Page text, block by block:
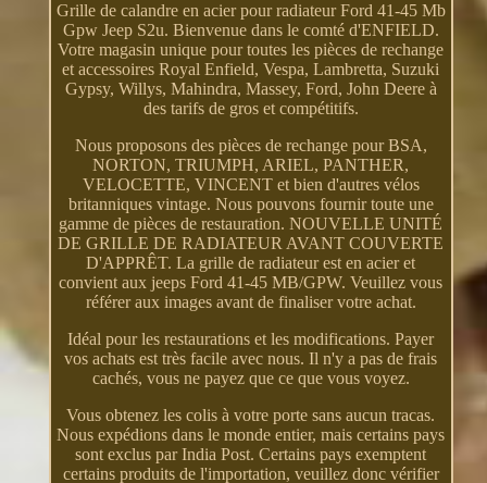
Grille de calandre en acier pour radiateur Ford 41-45 Mb
Gpw Jeep S2u. Bienvenue dans le comté d'ENFIELD.
Votre magasin unique pour toutes les pièces de rechange
et accessoires Royal Enfield, Vespa, Lambretta, Suzuki
Gypsy, Willys, Mahindra, Massey, Ford, John Deere à
des tarifs de gros et compétitifs.
Nous proposons des pièces de rechange pour BSA,
NORTON, TRIUMPH, ARIEL, PANTHER,
VELOCETTE, VINCENT et bien d'autres vélos
britanniques vintage. Nous pouvons fournir toute une
gamme de pièces de restauration. NOUVELLE UNITÉ
DE GRILLE DE RADIATEUR AVANT COUVERTE
D'APPRÊT. La grille de radiateur est en acier et
convient aux jeeps Ford 41-45 MB/GPW. Veuillez vous
référer aux images avant de finaliser votre achat.
Idéal pour les restaurations et les modifications. Payer
vos achats est très facile avec nous. Il n'y a pas de frais
cachés, vous ne payez que ce que vous voyez.
Vous obtenez les colis à votre porte sans aucun tracas.
Nous expédions dans le monde entier, mais certains pays
sont exclus par India Post. Certains pays exemptent
certains produits de l'importation, veuillez donc vérifier